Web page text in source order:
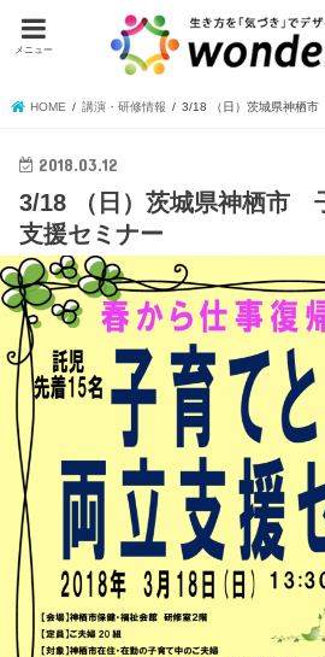
メニュー
HOME 講演・研修情報 3/18 （日）茨城県神栖
2018.03.12
3/18 （日）茨城県神栖市
支援セミナー